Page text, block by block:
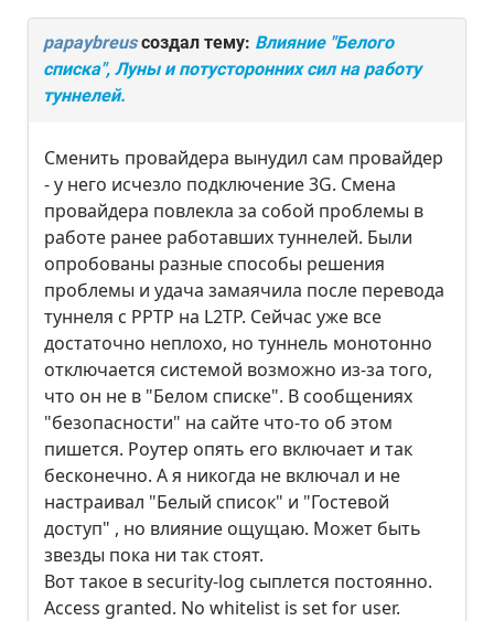
papaybreusсоздал тему: Влияние "Белого
списка", Луны и потусторонних сил на работу
туннелей.
Сменить провайдера вынудил сам провайдер
- у него исчезло подключение 3G. Смена
провайдера повлекла за собой проблемы в
работе ранее работавших туннелей. Были
опробованы разные способы решения
проблемы и удача замаячила после перевода
туннеля с PPTP на L2TP. Сейчас уже все
достаточно неплохо, но туннель монотонно
отключается системой возможно из-за того,
что он не в "Белом списке". В сообщениях
"безопасности" на сайте что-то об этом
пишется. Роутер опять его включает и так
бесконечно. А я никогда не включал и не
настраивал "Белый список" и "Гостевой
доступ" , но влияние ощущаю. Может быть
звезды пока ни так стоят.
Вот такое в security-log сыплется постоянно.
Access granted. No whitelist is set for user.